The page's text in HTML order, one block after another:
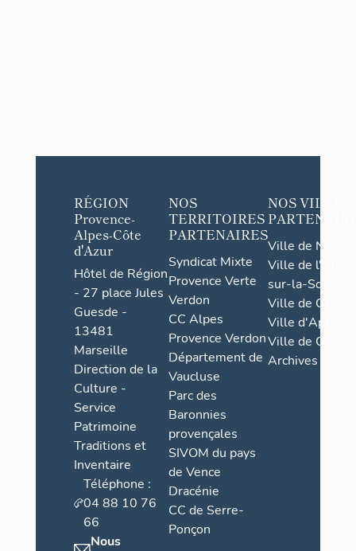
RÉGION
Provence-
Alpes-Côte
d'Azur
Hôtel de Région
- 27 place Jules
Guesde -
13481
Marseille
Direction de la
Culture -
Service
Patrimoine
Traditions et
Inventaire
Téléphone :
04 88 10 76
66
Nous
NOS
TERRITOIRES
PARTENAIRES
Syndicat Mixte
Provence Verte
Verdon
CC Alpes
Provence Verdon
Département de
Vaucluse
Parc des
Baronnies
provençales
SIVOM du pays
de Vence
Dracénie
CC de Serre-
Ponçon
NOS VILLES
Ville de Nice
Ville de l'Isle-
sur-la-Sorgue
Ville de Grasse
Ville d'Apt
Ville de
Archives